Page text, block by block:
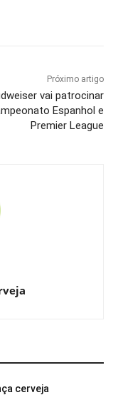
Próximo artigo
vai patrocinar
Espanhol e
Premier League
cerveja